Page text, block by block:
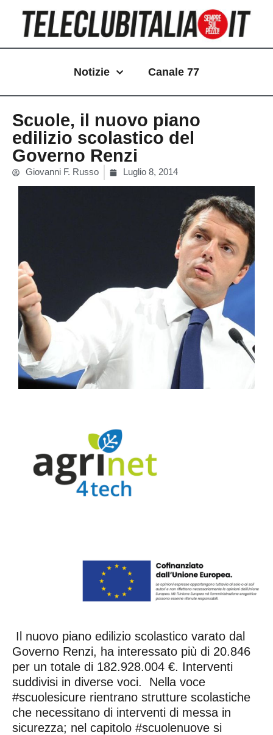
contenuto
Notizie Canale 77
Scuole, il nuovo piano
edilizio scolastico del
Governo Renzi
Giovanni F. Russo Luglio 8, 2014
Il nuovo piano edilizio scolastico varato dal
Governo Renzi, ha interessato più di 20.846
per un totale di 182.928.004 €. Interventi
suddivisi in diverse voci. Nella voce
#scuolesicure rientrano strutture scolastiche
che necessitano di interventi di messa in
sicurezza; nel capitolo #scuolenuove si